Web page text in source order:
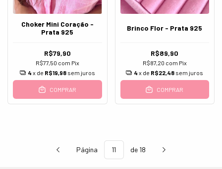
Choker Mini Coração -
Prata 925
R$79,90
R$77,50 com Pix
4 x de R$19,98 sem juros
COMPRAR
Brinco Flor - Prata 925
R$89,90
R$87,20 com Pix
4 x de R$22,48 sem juros
COMPRAR
Página de 18